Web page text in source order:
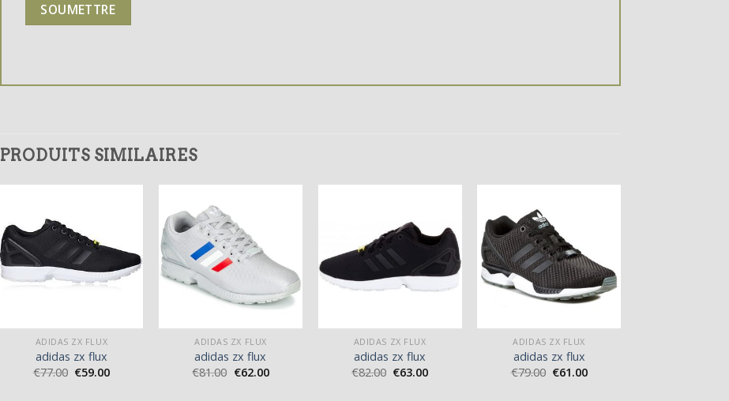
PRODUITS SIMILAIRES
ADIDAS ZX FLUX
adidas zx flux
€77.00 €59.00
ADIDAS ZX FLUX
adidas zx flux
€81.00 €62.00
ADIDAS ZX FLUX
adidas zx flux
€82.00 €63.00
ADIDAS ZX FLUX
adidas zx flux
€79.00 €61.00